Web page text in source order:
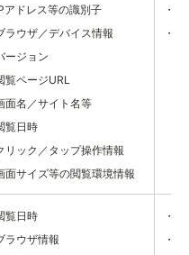
アドレス等の識別子
ラウザ／デバイス情報
ージョン
覧ページURL
面名／サイト名等
覧日時
リック／タップ操作情報
面サイズ等の閲覧環境情報
・
・
覧日時
ラウザ情報
・
・